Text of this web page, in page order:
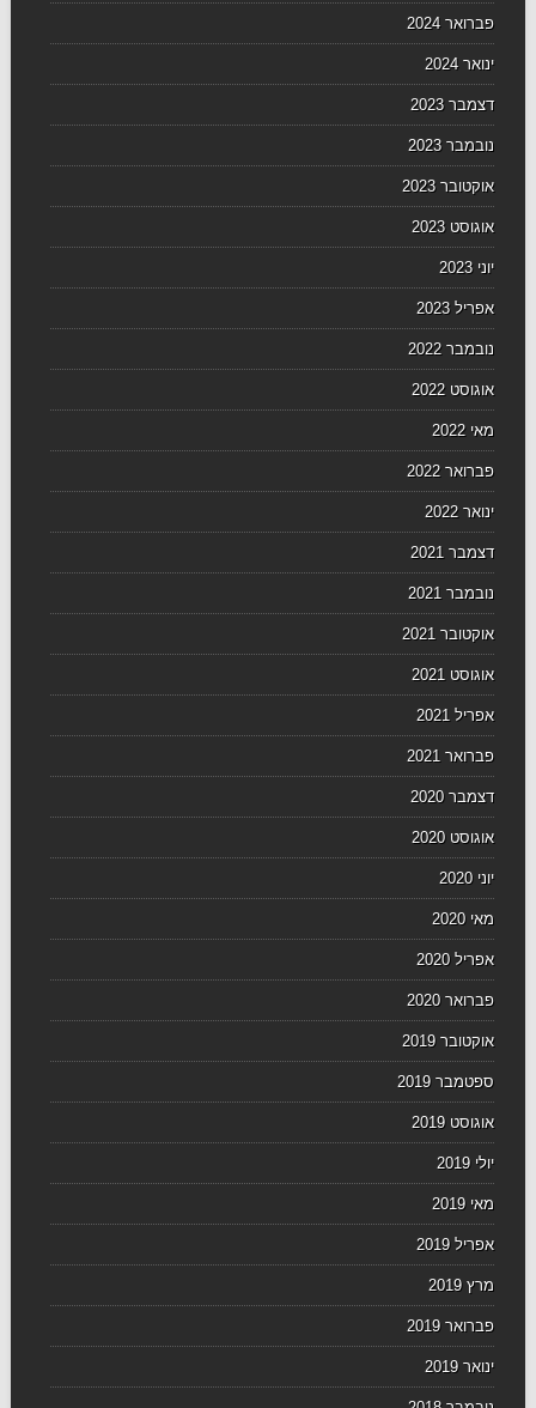
פברואר 2024
ינואר 2024
דצמבר 2023
נובמבר 2023
אוקטובר 2023
אוגוסט 2023
יוני 2023
אפריל 2023
נובמבר 2022
אוגוסט 2022
מאי 2022
פברואר 2022
ינואר 2022
דצמבר 2021
נובמבר 2021
אוקטובר 2021
אוגוסט 2021
אפריל 2021
פברואר 2021
דצמבר 2020
אוגוסט 2020
יוני 2020
מאי 2020
אפריל 2020
פברואר 2020
אוקטובר 2019
ספטמבר 2019
אוגוסט 2019
יולי 2019
מאי 2019
אפריל 2019
מרץ 2019
פברואר 2019
ינואר 2019